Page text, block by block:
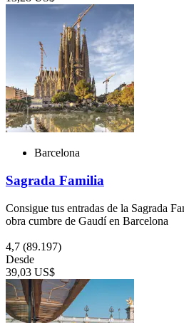
Barcelona
Sagrada Familia
Consigue tus entradas de la Sagrada
obra cumbre de Gaudí en Barcelona
4,7 (89.197)
Desde
39,03 US$